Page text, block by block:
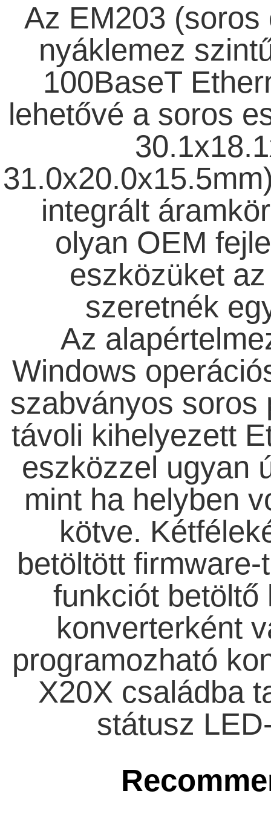
Az EM203
nyáklemez
100BaseT
lehetővé a soros
integrált
olyan OEM
eszközüket
szeretnék
Az
Windows
szabványos soros
távoli kihelyezett
eszközzel ugyan
mint ha helyben
kötve.
betöltött
funkciót
konverterként
programozható
X20X családba
státusz